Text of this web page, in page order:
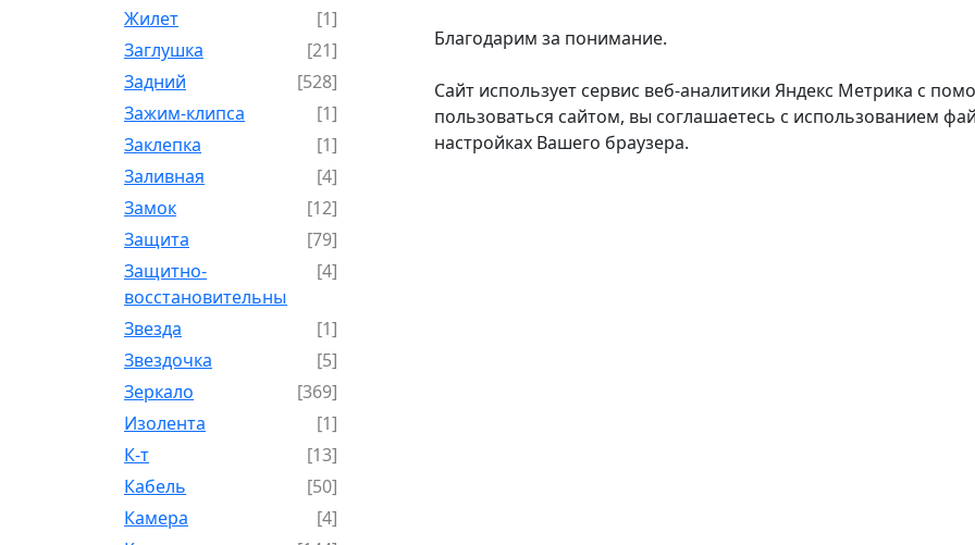
Жилет
[1]
Заглушка
[21]
Задний
[528]
Зажим-клипса
[1]
Заклепка
[1]
Заливная
[4]
Замок
[12]
Защита
[79]
Защитно-
восстановительный
[4]
Звезда
[1]
Звездочка
[5]
Зеркало
[369]
Изолента
[1]
К-т
[13]
Кабель
[50]
Камера
[4]
Благодарим за понимание.
Сайт использует сервис веб-аналитики Яндекс Метрика с
пользоваться сайтом, вы соглашаетесь с использованием
настройках Вашего браузера.